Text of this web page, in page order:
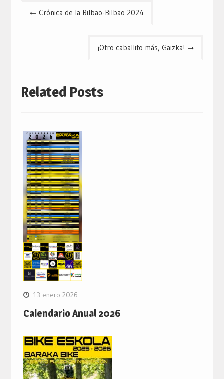
Navegación
Crónica de la Bilbao-Bilbao 2024
¡Otro caballito más, Gaizka!
Related Posts
13 enero 2026
Calendario Anual 2026